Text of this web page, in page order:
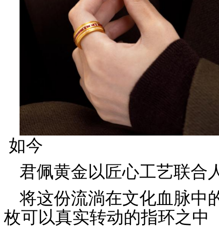
如今
君佩黄金以匠心工艺联合
将这份流淌在文化血脉中
枚可以真实转动的指环之中